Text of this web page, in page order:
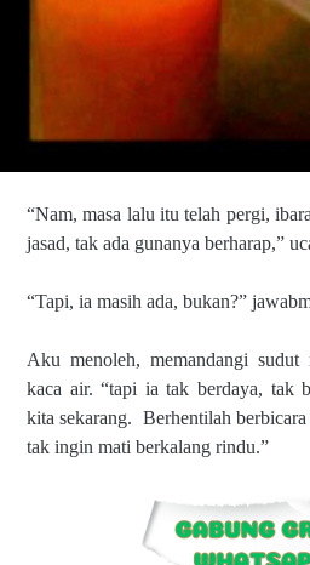
“Nam, masa lalu itu telah pergi,
jasad, tak ada gunanya berharap,”
“Tapi, ia masih ada, bukan?”
Aku menoleh, memandangi sudut
kaca air. “tapi ia tak berdaya, tak
kita sekarang. Berhentilah
tak ingin mati berkalang rindu.”